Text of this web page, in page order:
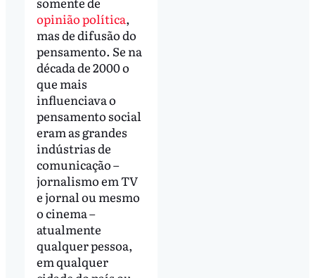
opinião política,
mas de difusão do
pensamento. Se na
década de 2000 o
que mais
influenciava o
pensamento social
eram as grandes
indústrias de
comunicação –
jornalismo em TV
e jornal ou mesmo
o cinema –
atualmente
qualquer pessoa,
em qualquer